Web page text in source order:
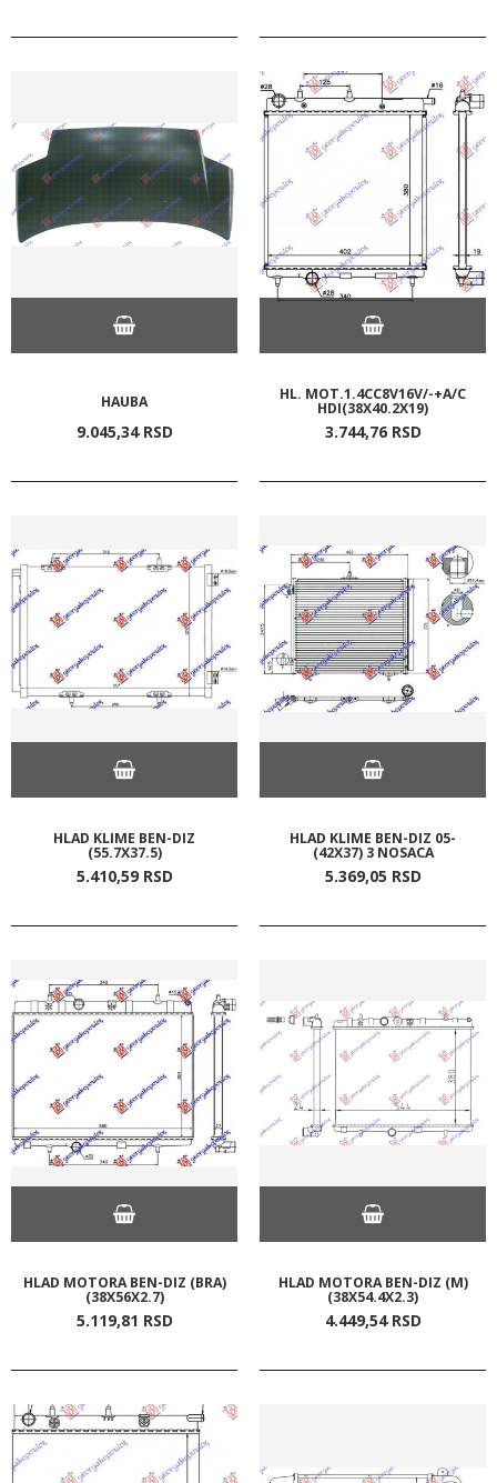
HAUBA
9.045,34 RSD
HL. MOT.1.4CC8V16V/-+A/C
HDI(38X40.2X19)
3.744,76 RSD
HLAD KLIME BEN-DIZ
(55.7X37.5)
5.410,59 RSD
HLAD KLIME BEN-DIZ 05-
(42X37) 3 NOSACA
5.369,05 RSD
HLAD MOTORA BEN-DIZ (BRA)
(38X56X2.7)
5.119,81 RSD
HLAD MOTORA BEN-DIZ (M)
(38X54.4X2.3)
4.449,54 RSD